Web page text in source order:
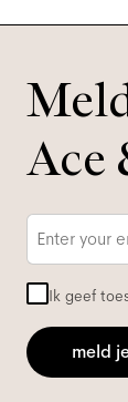
Ace
*
Ik geef
meld